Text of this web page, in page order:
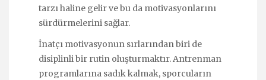
tarzı haline gelir ve bu da motivasyonlarını
sürdürmelerini sağlar.
İnatçı motivasyonun sırlarından biri de
disiplinli bir rutin oluşturmaktır. Antrenman
programlarına sadık kalmak, sporcuların